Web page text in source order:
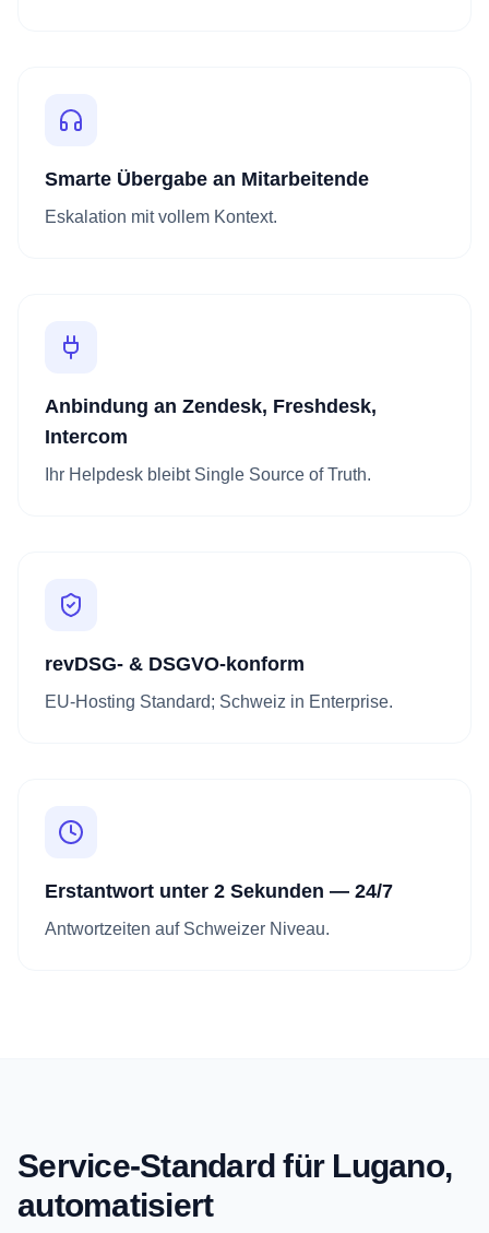
Smarte Übergabe an Mitarbeitende
Eskalation mit vollem Kontext.
Anbindung an Zendesk, Freshdesk,
Intercom
Ihr Helpdesk bleibt Single Source of Truth.
revDSG- & DSGVO-konform
EU-Hosting Standard; Schweiz in Enterprise.
Erstantwort unter 2 Sekunden — 24/7
Antwortzeiten auf Schweizer Niveau.
Service-Standard für Lugano,
automatisiert